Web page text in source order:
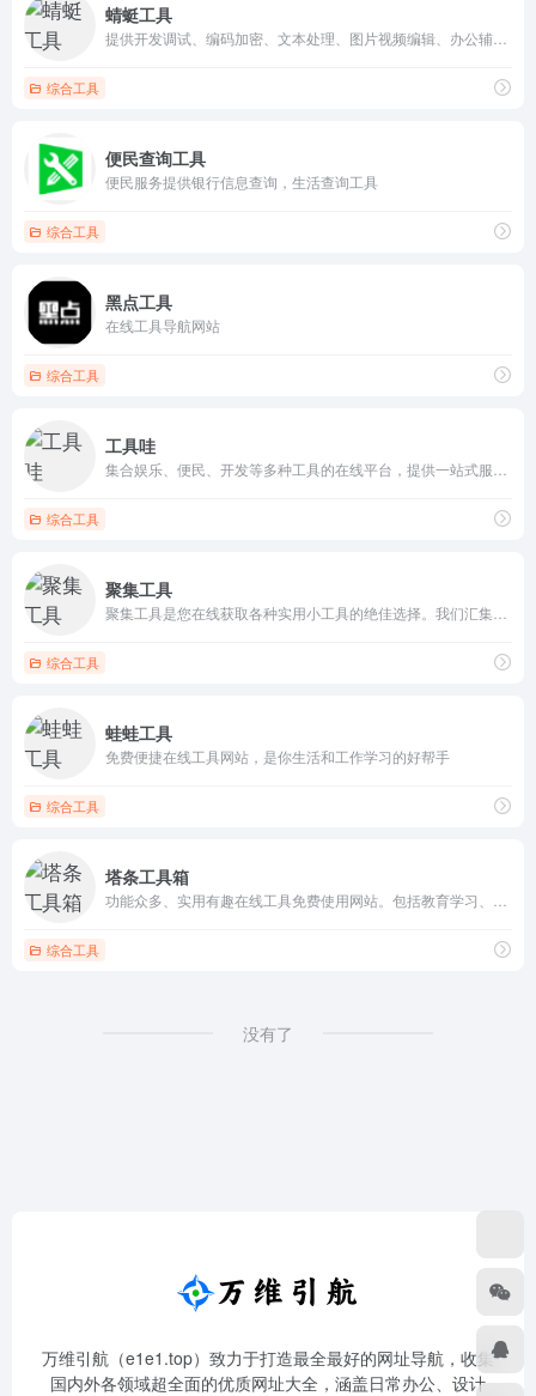
蜻蜓工具
综合工具
便民查询工具
便民服务提供银行信息查询，生活查询工具
综合工具
黑点工具
在线工具导航网站
综合工具
工具哇
综合工具
聚集工具
综合工具
蛙蛙工具
免费便捷在线工具网站，是你生活和工作学习的好帮手
综合工具
塔条工具箱
综合工具
没有了
万维引航（e1e1.top）致力于打造最全最好的网址导航，收集
国内外各领域超全面的优质网址大全，涵盖日常办公、设计